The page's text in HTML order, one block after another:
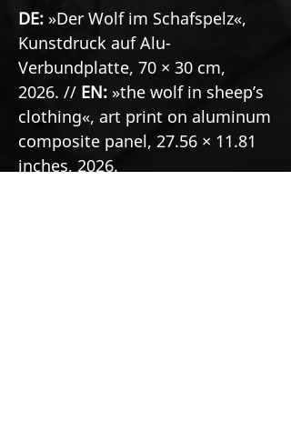
DE: »Der Wolf im Schafspelz«,
Kunstdruck auf Alu-
Verbundplatte, 70 × 30 cm,
2026. // EN: »the wolf in sheep’s
clothing«, art print on aluminum
composite panel, 27.56 × 11.81
inches, 2026.